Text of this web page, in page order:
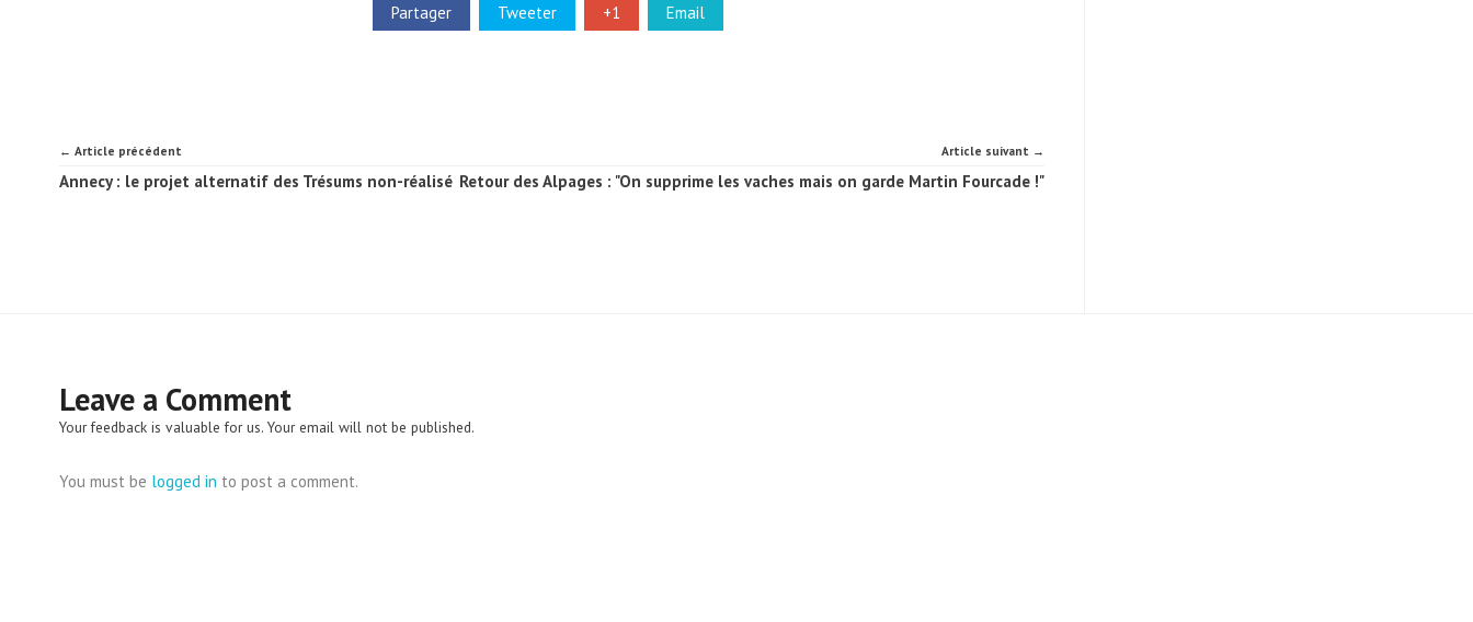
Partager Tweeter +1 Email
← Article précédent
Annecy : le projet alternatif des Trésums non-réalisé
Article suivant →
Retour des Alpages : "On supprime les vaches mais on garde Martin Fourcade !"
Leave a Comment
Your feedback is valuable for us. Your email will not be published.
You must be logged in to post a comment.